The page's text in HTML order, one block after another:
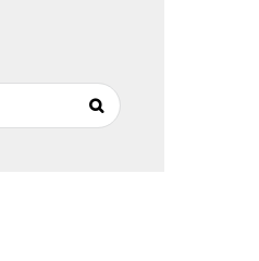
Search